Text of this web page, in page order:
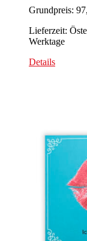
Grundpreis:
Lieferzeit:
Werktage
Details